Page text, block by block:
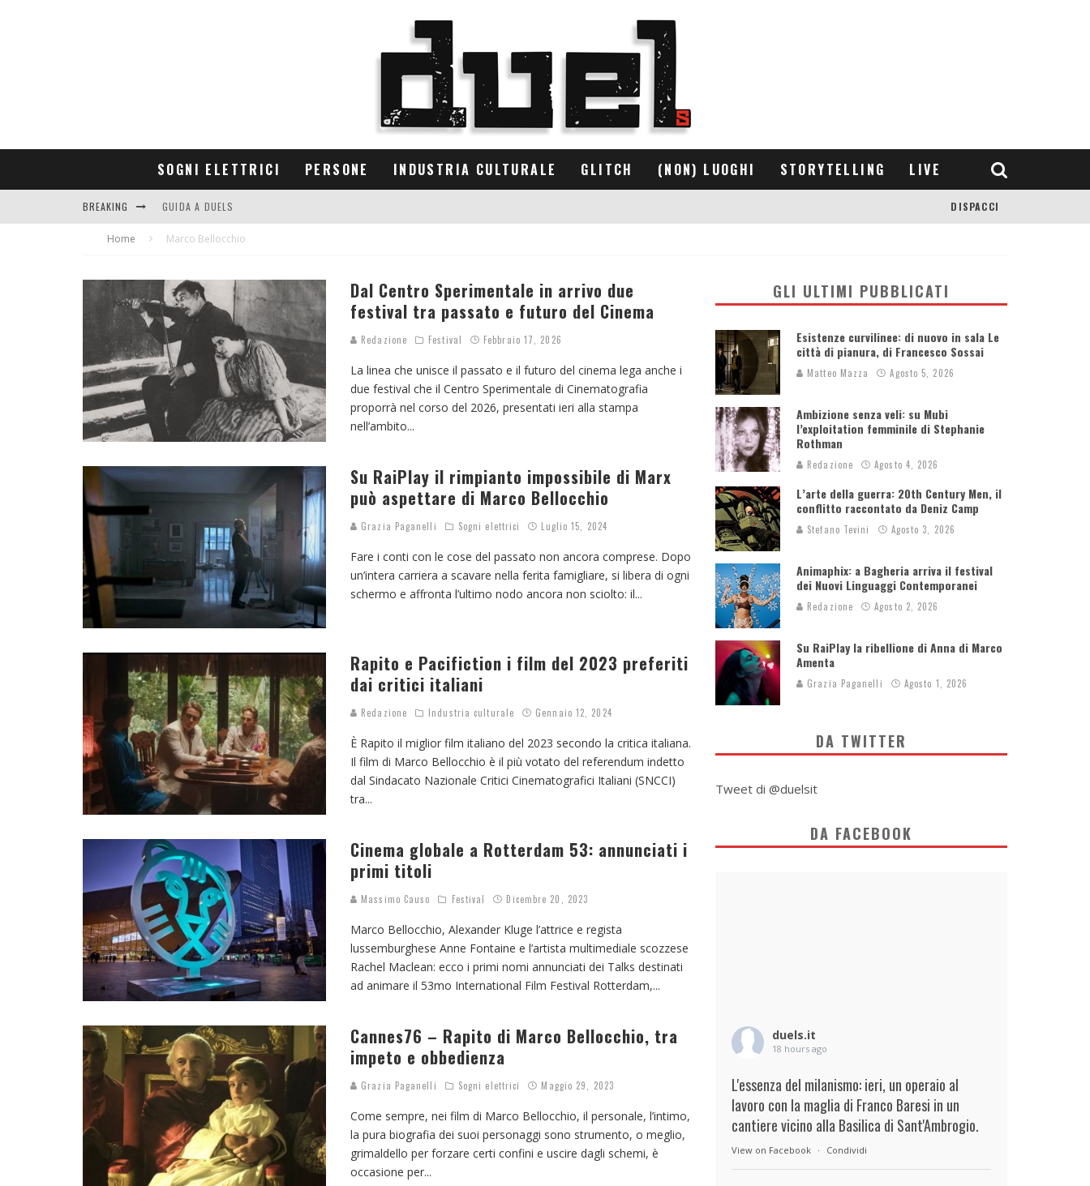
SOGNI ELETTRICI PERSONE INDUSTRIA CULTURALE GLITCH (NON) LUOGHI STORYTELLING LIVE
BREAKING GUIDA A DUELS
CONTRIBUTORS
DISPACCI
Home Marco Bellocchio
Dal Centro Sperimentale in arrivo due
festival tra passato e futuro del Cinema
Redazione Festival Febbraio 17, 2026
La linea che unisce il passato e il futuro del cinema lega anche i
due festival che il Centro Sperimentale di Cinematografia
proporrà nel corso del 2026, presentati ieri alla stampa
nell’ambito...
Su RaiPlay il rimpianto impossibile di Marx
può aspettare di Marco Bellocchio
Grazia Paganelli Sogni elettrici Luglio 15, 2024
Fare i conti con le cose del passato non ancora comprese. Dopo
un’intera carriera a scavare nella ferita famigliare, si libera di ogni
schermo e affronta l’ultimo nodo ancora non sciolto: il...
Rapito e Pacifiction i film del 2023 preferiti
dai critici italiani
Redazione Industria culturale Gennaio 12, 2024
È Rapito il miglior film italiano del 2023 secondo la critica italiana.
Il film di Marco Bellocchio è il più votato del referendum indetto
dal Sindacato Nazionale Critici Cinematografici Italiani (SNCCI)
tra...
Cinema globale a Rotterdam 53: annunciati i
primi titoli
Massimo Causo Festival Dicembre 20, 2023
Marco Bellocchio, Alexander Kluge l’attrice e regista
lussemburghese Anne Fontaine e l’artista multimediale scozzese
Rachel Maclean: ecco i primi nomi annunciati dei Talks destinati
ad animare il 53mo International Film Festival Rotterdam,...
Cannes76 – Rapito di Marco Bellocchio, tra
impeto e obbedienza
Grazia Paganelli Sogni elettrici Maggio 29, 2023
Come sempre, nei film di Marco Bellocchio, il personale, l’intimo,
la pura biografia dei suoi personaggi sono strumento, o meglio,
grimaldello per forzare certi confini e uscire dagli schemi, è
occasione per...
GLI ULTIMI PUBBLICATI
Esistenze curvilinee: di nuovo in sala Le
città di pianura, di Francesco Sossai
Matteo Mazza Agosto 5, 2026
Ambizione senza veli: su Mubi
l’exploitation femminile di Stephanie
Rothman
Redazione Agosto 4, 2026
L’arte della guerra: 20th Century Men, il
conflitto raccontato da Deniz Camp
Stefano Tevini Agosto 3, 2026
Animaphix: a Bagheria arriva il festival
dei Nuovi Linguaggi Contemporanei
Redazione Agosto 2, 2026
Su RaiPlay la ribellione di Anna di Marco
Amenta
Grazia Paganelli Agosto 1, 2026
DA TWITTER
Tweet di @duelsit
DA FACEBOOK
duels.it
18 hours ago
L'essenza del milanismo: ieri, un operaio al
lavoro con la maglia di Franco Baresi in un
cantiere vicino alla Basilica di Sant'Ambrogio.
View on Facebook · Condividi